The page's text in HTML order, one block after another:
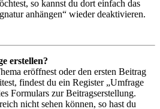
so kannst du dort einfach das
anhängen“ wieder deaktivieren.
erstellen?
eröffnest oder den ersten Beitrag
findest du ein Register „Umfrage
Formulars zur Beitragserstellung.
nicht sehen können, so hast du